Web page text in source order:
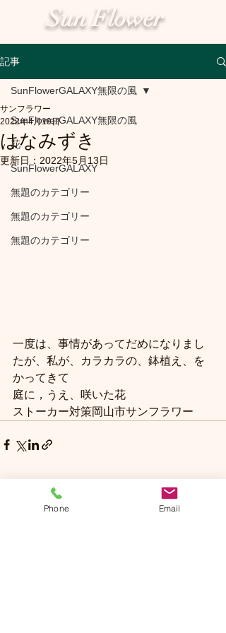
Sun Flower
記事
SunFlowerGALAXY無限の風
花
SunFlowerGALAXY
無題のカテゴリー
無題のカテゴリー
無題のカテゴリー
SunFlowerGALAXY無限の風
はなみずき
サンフラワー
2022年4月19日
更新日： 2022年5月13日
一度は、事情があってだめになりまし
たが、私が、カラカラの、鉢植え、を
かってきて
庭に，うえ、咲いた花
ストーカー対策岡山市サンフラワー
コメントPhone Email